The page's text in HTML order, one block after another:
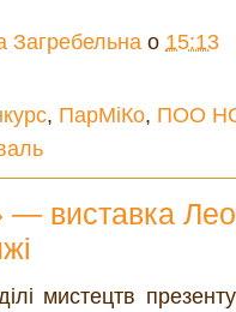
Загребельна о 15:13
, ПарМіКо, ПОО
— виставка
мистецтв